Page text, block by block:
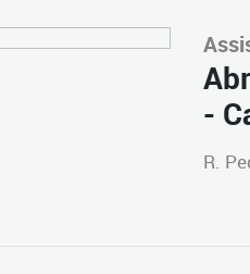
-
R.